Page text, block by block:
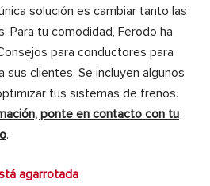
solución es cambiar tanto las
Para tu comodidad, Ferodo ha
para conductores para
sus clientes. Se incluyen algunos
tus sistemas de frenos.
ponte en contacto con tu
.
agarrotada